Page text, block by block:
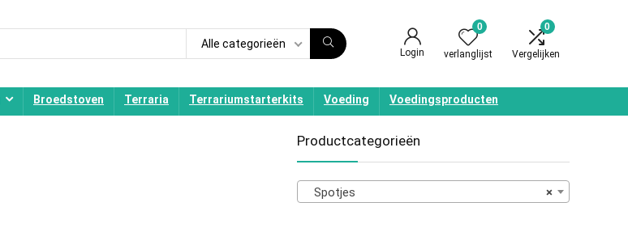
Alle categorieën
Login
0
verlanglijst
0
Vergelijken
Broedstoven Terraria Terrariumstarterkits Voeding Voedingsproducten
Productcategorieën
×
Spotjes